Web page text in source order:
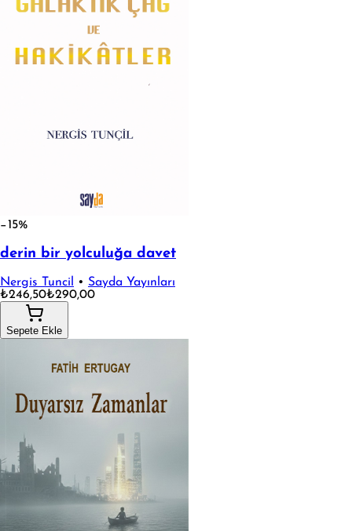
−15%
derin bir yolculuğa davet
Nergis Tuncil • Sayda Yayınları
₺246,50₺290,00
Sepete Ekle